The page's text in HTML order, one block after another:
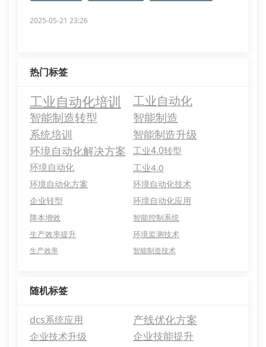
2025-05-21 23:26
热门标签
工业自动化培训
工业自动化
智能制造转型
智能制造
系统培训 智能制造升级
环境自动化解决方案
工业4.0转型
环境自动化
工业4.0
环境自动化方案
环境自动化技术
企业转型
环境自动化应用
降本增效
智能控制系统
生产效率提升
环境监测技术
生产效率 智能制造技术
随机标签
dcs系统应用 产线优化方案
企业技术升级 企业技能提升